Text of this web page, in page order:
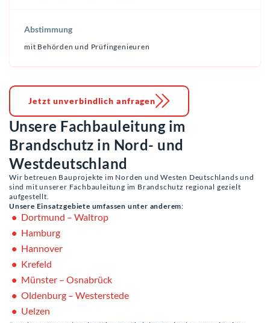
Abstimmung
mit Behörden und Prüfingenieuren
Jetzt unverbindlich anfragen
Unsere Fachbauleitung im
Brandschutz in Nord- und
Westdeutschland
Wir betreuen Bauprojekte im Norden und Westen Deutschlands und
sind mit unserer Fachbauleitung im Brandschutz regional gezielt
aufgestellt.
Unsere Einsatzgebiete umfassen unter anderem:
Dortmund – Waltrop
Hamburg
Hannover
Krefeld
Münster – Osnabrück
Oldenburg – Westerstede
Uelzen